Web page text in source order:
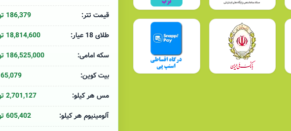
قیمت تتر:
186,379 تومان
طلای 18 عیار:
18,814,600 تومان
سکه امامی:
186,525,000 تومان
بیت کوین:
65,079 دلار
مس هر کیلو:
2,701,127 تومان
آلومینیوم هر کیلو:
605,402 تومان